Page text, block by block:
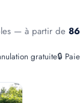
— à partir de
gratuite🔒